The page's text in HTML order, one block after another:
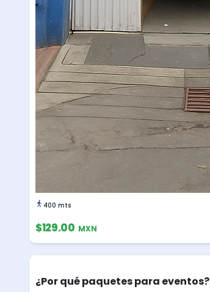
400 mts
$129.00 MXN
¿Por qué paquetes para eventos?